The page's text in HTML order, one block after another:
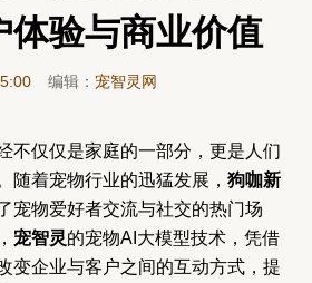
体验与商业价值
编辑： 宠智灵网
不仅仅是家庭的一部分，更是人们
随着宠物行业的迅猛发展， 狗咖新
宠物爱好者交流与社交的热门场
宠智灵的宠物AI大模型技术，凭借
变企业与客户之间的互动方式，提